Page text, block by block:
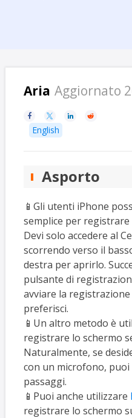
Aria Aggiornato
   
English
Asporto
📱Gli utenti iPhone
semplice per registrare
Devi solo accedere al
scorrendo verso il
destra per aprirlo.
pulsante di
avviare la
preferisci.
📱Un altro metodo è
registrare lo schermo
Naturalmente, se
con un microfono,
passaggi.
📱Puoi anche utilizzare
registrare lo schermo